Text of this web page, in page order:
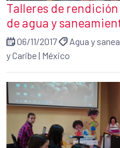
Talleres de
de agua y
06/11/2017 Agua y
y Caribe| México